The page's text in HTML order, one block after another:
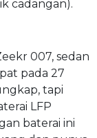
cadangan).
007, sedan
pada 27
tapi
LFP
baterai ini